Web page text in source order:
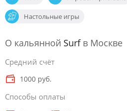
Настольные игры
О кальянной Surfв Москве
Средний счёт
1000 руб.
Способы оплаты